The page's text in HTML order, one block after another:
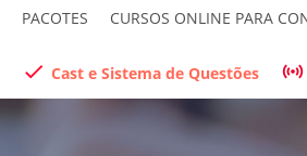
PACOTES CURSOS ONLINE PARA
Cast e Sistema de Questões